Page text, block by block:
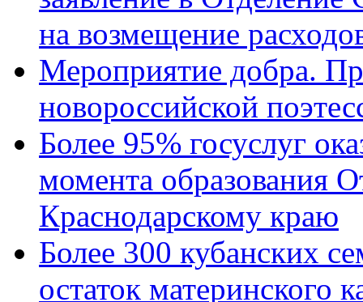
на возмещение
Мероприятие добра.
новороссийской
Более 95% госуслуг
момента образования
Краснодарскому краю
Более 300 кубанских
остаток материнского